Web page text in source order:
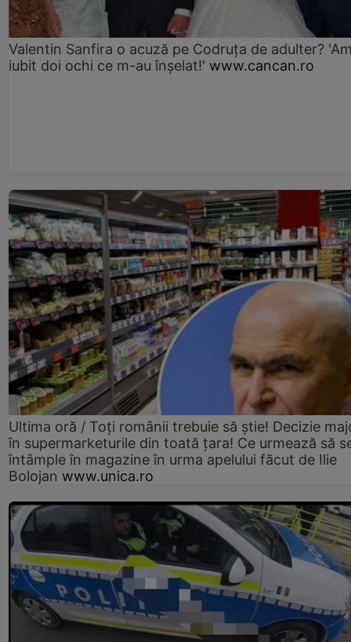
Valentin Sanfira o acuză pe Codruța de adulter?
iubit doi ochi ce m-au înșelat!' www.cancan.ro
Ultima oră / Toți românii trebuie să știe! Decizie
în supermarketurile din toată țara! Ce urmează să
întâmple în magazine în urma apelului făcut de Ilie
Bolojan www.unica.ro